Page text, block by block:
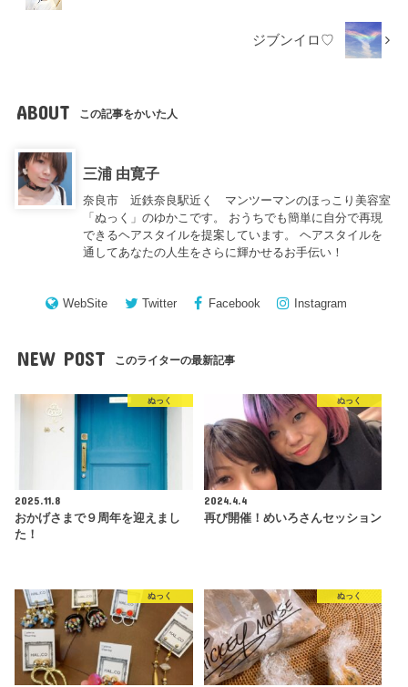
ジブンイロ♡
ABOUT この記事をかいた人
三浦 由寛子
奈良市 近鉄奈良駅近く マンツーマンのほっこり美容室
「ぬっく」のゆかこです。 おうちでも簡単に自分で再現
できるヘアスタイルを提案しています。 ヘアスタイルを
通してあなたの人生をさらに輝かせるお手伝い！
WebSite Twitter Facebook Instagram
NEW POST このライターの最新記事
ぬっく
2025.11.8
おかげさまで９周年を迎えまし
た！
ぬっく
2024.4.4
再び開催！めいろさんセッション
ぬっく ぬっく